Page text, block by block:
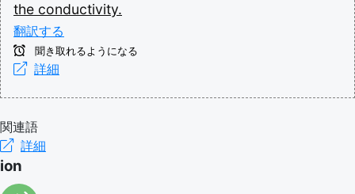
the conductivity.
翻訳する
聞き取れるようになる
詳細
関連語
詳細
ion